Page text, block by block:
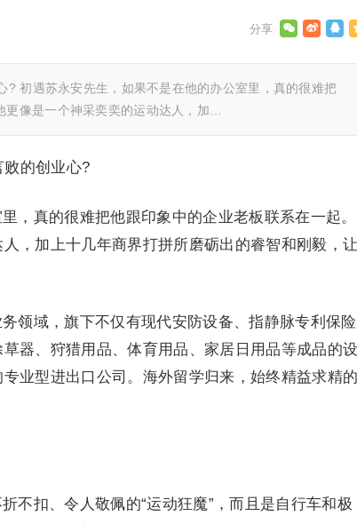
? 初遇苏永安先生，如果不是在他的办公室里，真的很难把
像是一个神采奕奕的运动达人，加…
败的创业心?
，真的很难把他跟印象中的企业老板联系在一起。
，加上十几年商界打拼所磨砺出的睿智和刚毅，让
领域，旗下不仅有现代安防设备、指静脉专利保险
器、狩猎用品、体育用品、家居日用品等成品的设
业型进出口公司。海外留学归来，始终精益求精的
不扣、令人敬佩的“运动狂魔”，而且是自行车和极